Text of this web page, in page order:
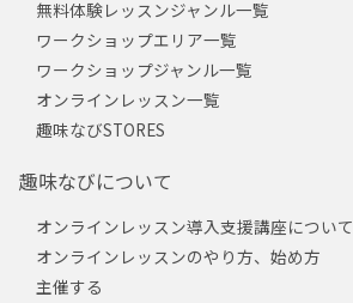
無料体験レッスンジャンル一覧
ワークショップエリア一覧
ワークショップジャンル一覧
オンラインレッスン一覧
趣味なびSTORES
趣味なびについて
オンラインレッスン導入支援講座について
オンラインレッスンのやり方、始め方
主催する